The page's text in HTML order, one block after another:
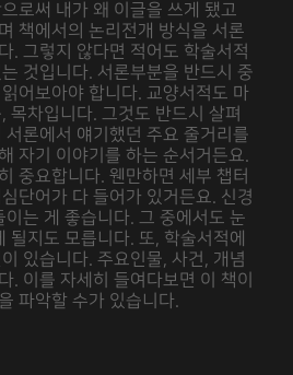
로써 내가 왜 이글을 쓰게 됐고
책에서의 논리전개 방식을 서론
. 그렇지 않다면 적어도 학술서적
것입니다. 서론부분을 반드시 중
어보아야 합니다. 교양서적도 마
목차입니다. 그것도 반드시 살펴
론에서 얘기했던 주요 줄거리를
자기 이야기를 하는 순서거든요.
중요합니다. 웬만하면 세부 챕터
단어가 다 들어가 있거든요. 신경
는 게 좋습니다. 그 중에서도 눈
될지도 모릅니다. 또, 학술서적에
있습니다. 주요인물, 사건, 개념
. 이를 자세히 들여다보면 이 책이
파악할 수가 있습니다.